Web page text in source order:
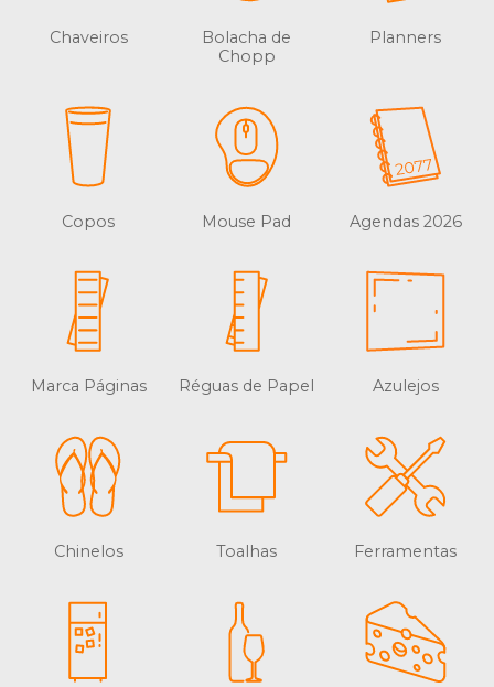
Chaveiros
Bolacha de
Chopp
Planners
Copos Mouse Pad Agendas 2026
Marca Páginas Réguas de Papel Azulejos
Chinelos Toalhas Ferramentas